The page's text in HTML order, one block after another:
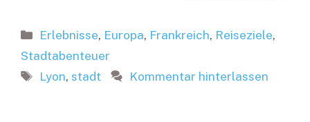
Kategorien
Erlebnisse, Europa, Frankreich, Reiseziele,
Stadtabenteuer
Schlagwörter
Lyon,stadt Kommentar hinterlassen